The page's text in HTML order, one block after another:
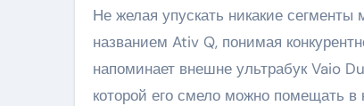
Не желая упускать никакие
названием Ativ Q, понимая
напоминает внешне ультрабук Vaio
которой его смело можно помещать в